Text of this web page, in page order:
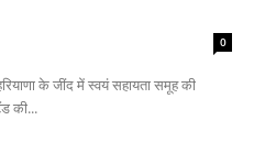
0
के जींद में स्वयं सहायता समूह की
की...